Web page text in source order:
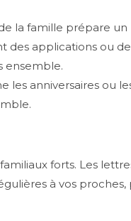
la famille prépare
des applications ou
ensemble.
les anniversaires ou
forts. Les
à vos